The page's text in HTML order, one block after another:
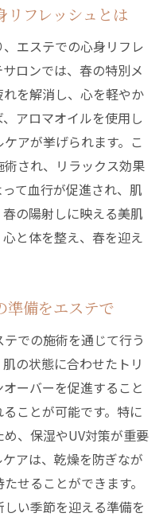
体験で新たな自分に
体のリフレッシュ効
ためのエステの役割
ンを促す春のエステ
癒すヒント
スタートのための準
春のエステの魅力
肌プランの全貌
るスキンケアの効果
をエステで体感する
プランの構築法
エステのステップ
るスキンケアの新常
リフレッシュとは
エステでの心身リフレ
ロンでは、春の特別メ
を解消し、心を軽やか
アロマオイルを使用し
アが挙げられます。こ
され、リラックス効果
て血行が促進され、肌
の陽射しに映える美肌
と体を整え、春を迎え
準備をエステで
での施術を通じて行う
の状態に合わせたトリ
ーバーを促進すること
ことが可能です。特に
、保湿やUV対策が重要
アは、乾燥を防ぎなが
せることができます。
い季節を迎える準備を